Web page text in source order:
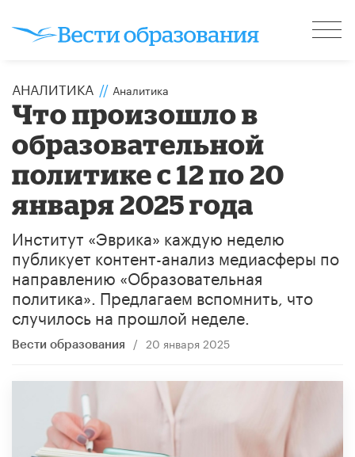
АНАЛИТИКА // Аналитика
Что произошло в
образовательной
политике с 12 по 20
января 2025 года
Институт «Эврика» каждую неделю
публикует контент-анализ медиасферы по
направлению «Образовательная
политика». Предлагаем вспомнить, что
случилось на прошлой неделе.
Вести образования / 20 января 2025